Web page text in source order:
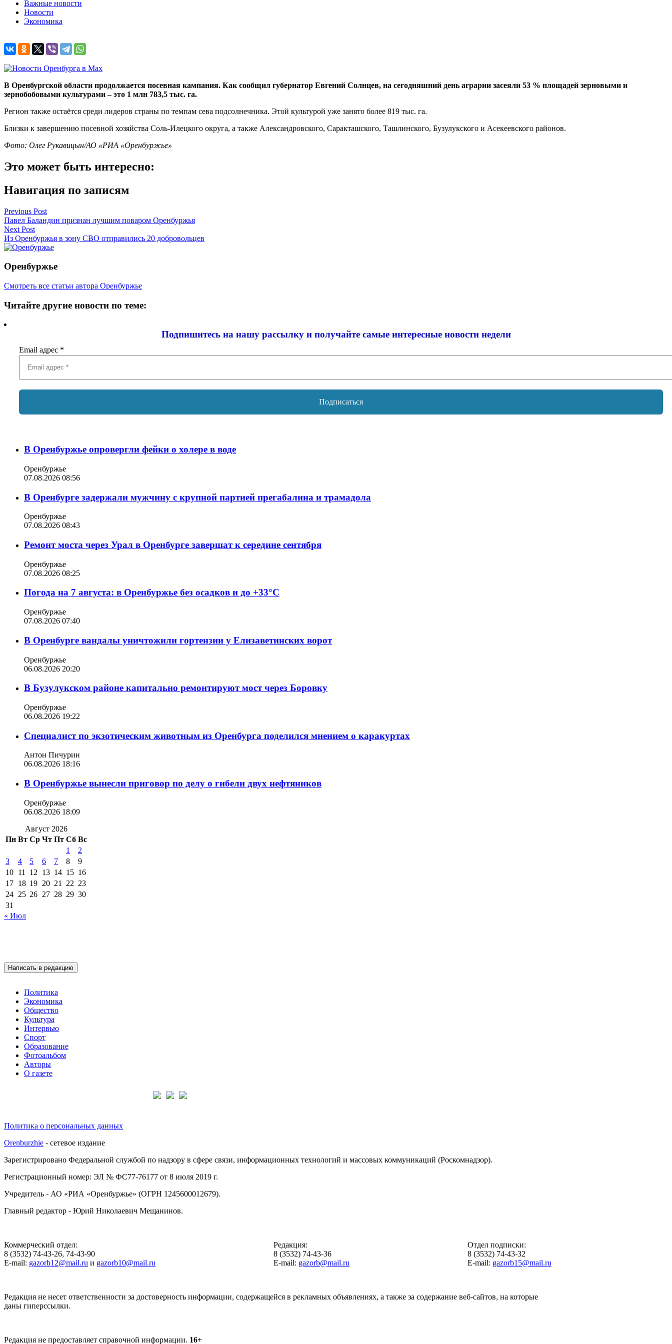
Важные новости
Новости
Экономика
В Оренбургской области продолжается посевная кампания. Как сообщил губернатор Евгений Солнцев, на сегодняшний день аграрии засеяли 53 % площадей зерновыми и
зернобобовыми культурами – это 1 млн 783,5 тыс. га.
Регион также остаётся среди лидеров страны по темпам сева подсолнечника. Этой культурой уже занято более 819 тыс. га.
Близки к завершению посевной хозяйства Соль-Илецкого округа, а также Александровского, Саракташского, Ташлинского, Бузулукского и Асекеевского районов.
Фото: Олег Рукавицын/АО «РИА «Оренбуржье»
Это может быть интересно:
Навигация по записям
Previous Post
Павел Баландин признан лучшим поваром Оренбуржья
Next Post
Из Оренбуржья в зону СВО отправились 20 добровольцев
Оренбуржье
Смотреть все статьи автора Оренбуржье
Читайте другие новости по теме:
Подпишитесь на нашу рассылку и получайте самые интересные новости недели
Email адрес *
В Оренбуржье опровергли фейки о холере в воде
Оренбуржье
07.08.2026 08:56
В Оренбурге задержали мужчину с крупной партией прегабалина и трамадола
Оренбуржье
07.08.2026 08:43
Ремонт моста через Урал в Оренбурге завершат к середине сентября
Оренбуржье
07.08.2026 08:25
Погода на 7 августа: в Оренбуржье без осадков и до +33°C
Оренбуржье
07.08.2026 07:40
В Оренбурге вандалы уничтожили гортензии у Елизаветинских ворот
Оренбуржье
06.08.2026 20:20
В Бузулукском районе капитально ремонтируют мост через Боровку
Оренбуржье
06.08.2026 19:22
Специалист по экзотическим животным из Оренбурга поделился мнением о каракуртах
Антон Пичурин
06.08.2026 18:16
В Оренбуржье вынесли приговор по делу о гибели двух нефтяников
Оренбуржье
06.08.2026 18:09
Август 2026
Пн Вт Ср Чт Пт Сб Вс
1
2
3
4 5 6 7 8
9
10 11 12 13 14 15 16
17 18 19 20 21 22 23
24 25 26 27 28 29 30
31
« Июл
Написать в редакцию
Политика
Экономика
Общество
Культура
Интервью
Спорт
Образование
Фотоальбом
Авторы
О газете
Политика о персональных данных
Orenburzhie - сетевое издание
Зарегистрировано Федеральной службой по надзору в сфере связи, информационных технологий и массовых коммуникаций (Роскомнадзор).
Регистрационный номер: ЭЛ № ФС77-76177 от 8 июля 2019 г.
Учредитель - АО «РИА «Оренбуржье» (ОГРН 1245600012679).
Главный редактор - Юрий Николаевич Мещанинов.
Коммерческий отдел:
8 (3532) 74-43-26, 74-43-90
E-mail: gazorb12@mail.ru и gazorb10@mail.ru
Редакция:
8 (3532) 74-43-36
E-mail: gazorb@mail.ru
Отдел подписки:
8 (3532) 74-43-32
E-mail: gazorb15@mail.ru
Редакция не несет ответственности за достоверность информации, содержащейся в рекламных объявлениях, а также за содержание веб-сайтов, на которые
даны гиперссылки.
Редакция не предоставляет справочной информации. 16+